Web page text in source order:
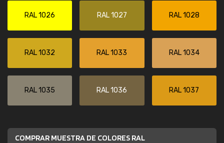
RAL 1026 RAL 1027 RAL 1028
RAL 1032 RAL 1033 RAL 1034
RAL 1035 RAL 1036 RAL 1037
COMPRAR MUESTRA DE COLORES RAL